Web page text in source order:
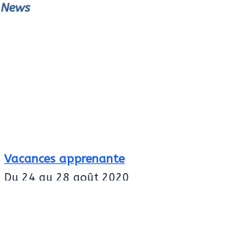
News
Vacances apprenante
Du 24 au 28 août 2020